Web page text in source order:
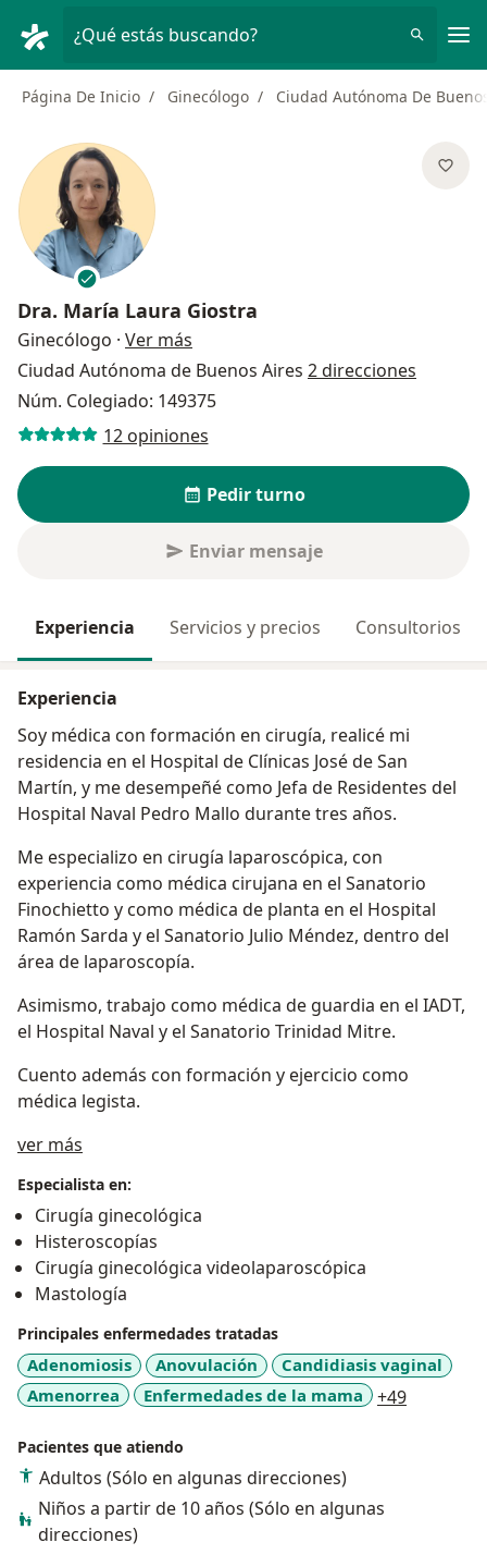
¿Qué estás buscando?
Página De Inicio Ginecólogo Ciudad Autónoma De
Dra. María Laura Giostra
Ginecólogo · Ver más
Ciudad Autónoma de Buenos Aires 2 direcciones
Núm. Colegiado: 149375
12 opiniones
Pedir turno
Enviar mensaje
Experiencia Servicios y precios Consultorios
Experiencia
Soy médica con formación en cirugía, realicé mi
residencia en el Hospital de Clínicas José de San
Martín, y me desempeñé como Jefa de Residentes del
Hospital Naval Pedro Mallo durante tres años.
Me especializo en cirugía laparoscópica, con
experiencia como médica cirujana en el Sanatorio
Finochietto y como médica de planta en el Hospital
Ramón Sarda y el Sanatorio Julio Méndez, dentro del
área de laparoscopía.
Asimismo, trabajo como médica de guardia en el IADT,
el Hospital Naval y el Sanatorio Trinidad Mitre.
Cuento además con formación y ejercicio como
médica legista.
ver más
Especialista en:
Cirugía ginecológica
Histeroscopías
Cirugía ginecológica videolaparoscópica
Mastología
Principales enfermedades tratadas
Adenomiosis Anovulación
Candidiasis vaginal
Amenorrea
Enfermedades de la mama +49
Pacientes que atiendo
Adultos (Sólo en algunas direcciones)
Niños a partir de 10 años (Sólo en algunas
direcciones)